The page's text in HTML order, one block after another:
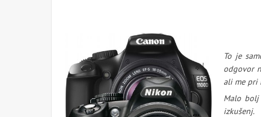
To je
odgovor
ali me pri
Malo bolj
izkušenj.